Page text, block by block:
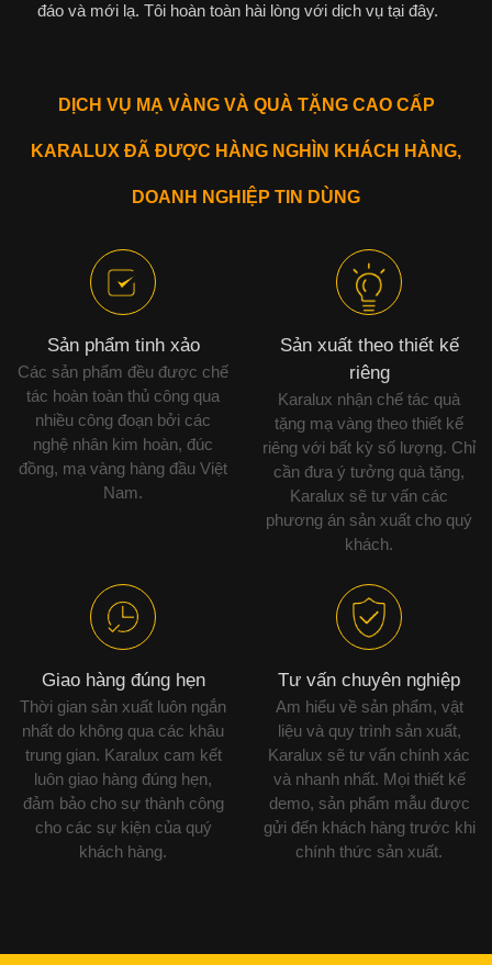
đáo và mới lạ. Tôi hoàn toàn hài lòng với dịch vụ tại đây.
DỊCH VỤ MẠ VÀNG VÀ QUÀ TẶNG CAO CẤP
KARALUX ĐÃ ĐƯỢC HÀNG NGHÌN KHÁCH HÀNG,
DOANH NGHIỆP TIN DÙNG
Sản phẩm tinh xảo
Các sản phẩm đều được chế
tác hoàn toàn thủ công qua
nhiều công đoạn bởi các
nghệ nhân kim hoàn, đúc
đồng, mạ vàng hàng đầu Việt
Nam.
Sản xuất theo thiết kế
riêng
Karalux nhận chế tác quà
tặng mạ vàng theo thiết kế
riêng với bất kỳ số lượng. Chỉ
cần đưa ý tưởng quà tặng,
Karalux sẽ tư vấn các
phương án sản xuất cho quý
khách.
Giao hàng đúng hẹn
Thời gian sản xuất luôn ngắn
nhất do không qua các khâu
trung gian. Karalux cam kết
luôn giao hàng đúng hẹn,
đảm bảo cho sự thành công
cho các sự kiện của quý
khách hàng.
Tư vấn chuyên nghiệp
Am hiểu về sản phẩm, vật
liệu và quy trình sản xuất,
Karalux sẽ tư vấn chính xác
và nhanh nhất. Mọi thiết kế
demo, sản phẩm mẫu được
gửi đến khách hàng trước khi
chính thức sản xuất.